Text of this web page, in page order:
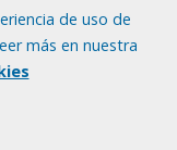
de uso de
más en nuestra